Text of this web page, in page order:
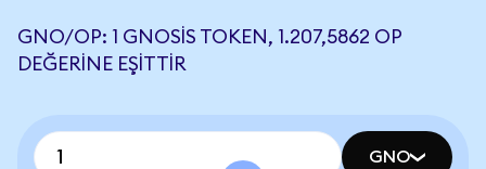
GNO/OP: 1 GNOSIS TOKEN, 1.207,5862 OP
DEĞERINE EŞITTIR
GNO